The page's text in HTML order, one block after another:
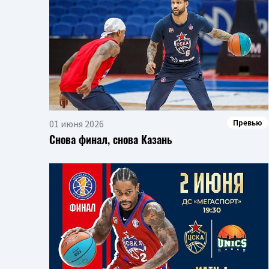
01 июня 2026 Превью
Снова финал, снова Казань